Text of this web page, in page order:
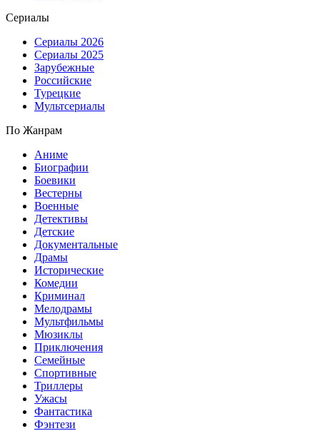
Сериалы
Сериалы 2026
Сериалы 2025
Зарубежные
Российские
Турецкие
Мультсериалы
По Жанрам
Аниме
Биографии
Боевики
Вестерны
Военные
Детективы
Детские
Документальные
Драмы
Исторические
Комедии
Криминал
Мелодрамы
Мультфильмы
Мюзиклы
Приключения
Семейные
Спортивные
Триллеры
Ужасы
Фантастика
Фэнтези